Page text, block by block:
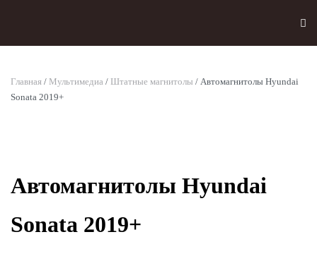
Главная / Мультимедиа / Штатные магнитолы / Автомагнитолы Hyundai
Sonata 2019+
Автомагнитолы Hyundai
Sonata 2019+